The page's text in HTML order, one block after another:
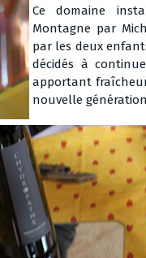
Ce domaine
Montagne par
par les deux
décidés à
apportant
nouvelle